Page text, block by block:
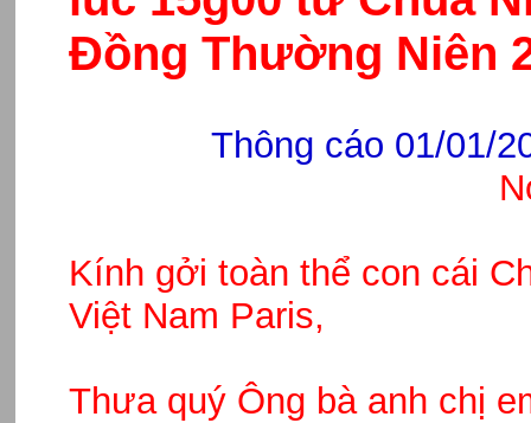
Đồng Thường Niên
Thông cáo 01/01/
Kính gởi toàn thể con cái
Việt Nam Paris,
Thưa quý Ông bà anh chị